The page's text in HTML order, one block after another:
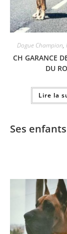
Dogue Champion,
CH GARANCE
DU
Lire la
Ses enfants